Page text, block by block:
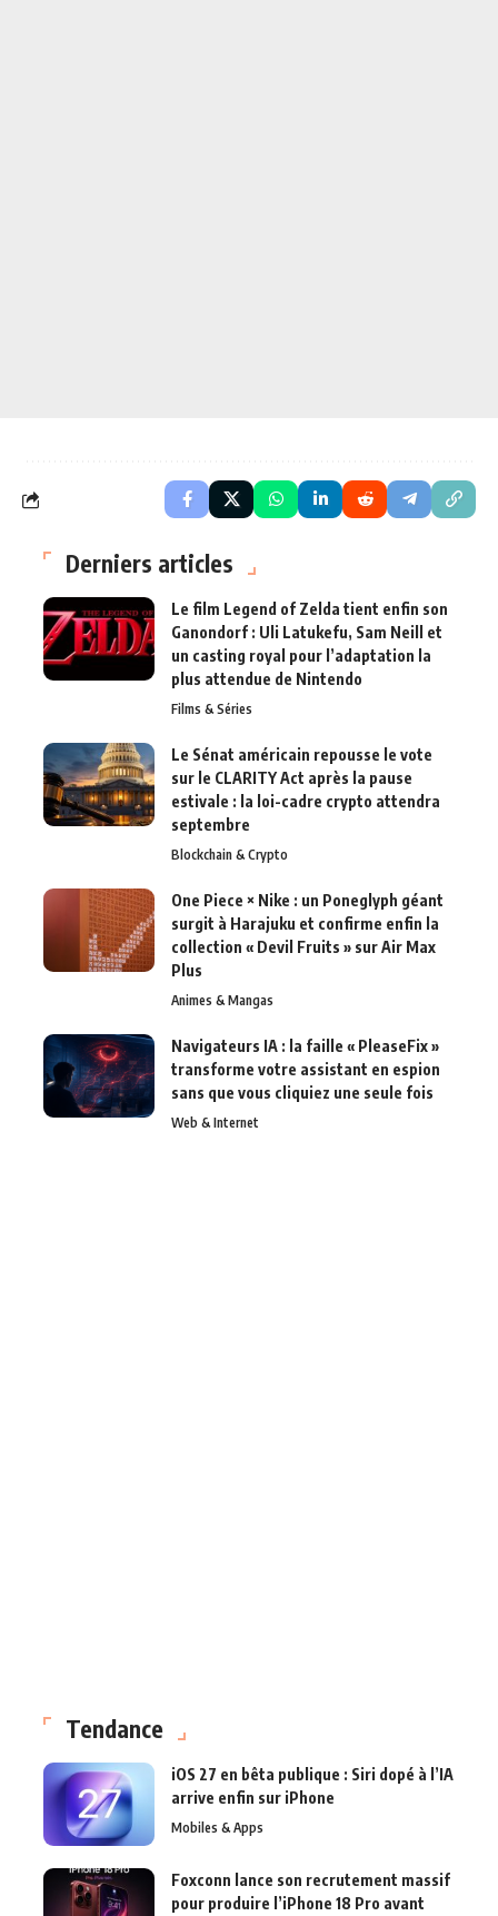
Derniers articles
Le film Legend of Zelda tient enfin son
Ganondorf : Uli Latukefu, Sam Neill et
un casting royal pour l’adaptation la
plus attendue de Nintendo
Films & Séries
Le Sénat américain repousse le vote
sur le CLARITY Act après la pause
estivale : la loi-cadre crypto attendra
septembre
Blockchain & Crypto
One Piece × Nike : un Poneglyph géant
surgit à Harajuku et confirme enfin la
collection « Devil Fruits » sur Air Max
Plus
Animes & Mangas
Navigateurs IA : la faille « PleaseFix »
transforme votre assistant en espion
sans que vous cliquiez une seule fois
Web & Internet
Tendance
iOS 27 en bêta publique : Siri dopé à l’IA
arrive enfin sur iPhone
Mobiles & Apps
Foxconn lance son recrutement massif
pour produire l’iPhone 18 Pro avant